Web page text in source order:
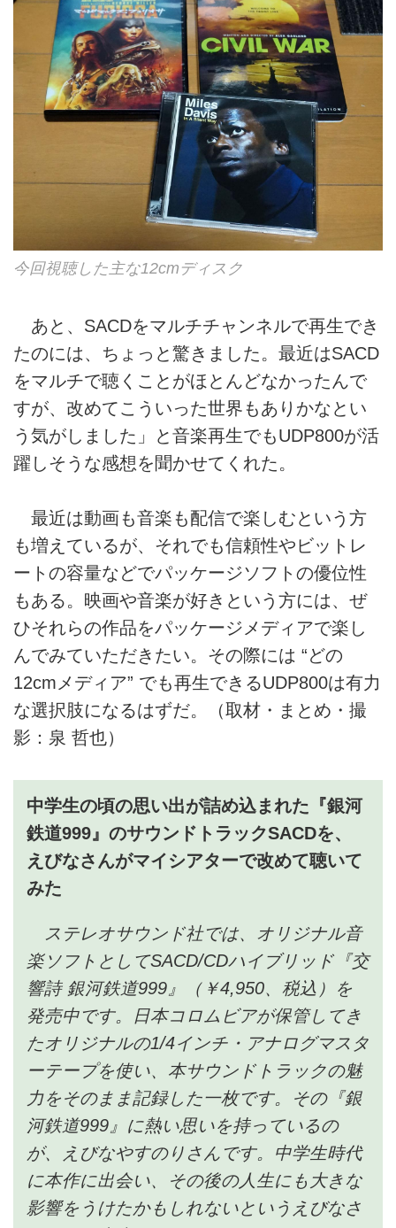
今回視聴した主な12cmディスク
あと、SACDをマルチチャンネルで再生でき
たのには、ちょっと驚きました。最近はSACD
をマルチで聴くことがほとんどなかったんで
すが、改めてこういった世界もありかなとい
う気がしました」と音楽再生でもUDP800が活
躍しそうな感想を聞かせてくれた。
最近は動画も音楽も配信で楽しむという方
も増えているが、それでも信頼性やビットレ
ートの容量などでパッケージソフトの優位性
もある。映画や音楽が好きという方には、ぜ
ひそれらの作品をパッケージメディアで楽し
んでみていただきたい。その際には “どの
12cmメディア” でも再生できるUDP800は有力
な選択肢になるはずだ。（取材・まとめ・撮
影：泉 哲也）
中学生の頃の思い出が詰め込まれた『銀河
鉄道999』のサウンドトラックSACDを、
えびなさんがマイシアターで改めて聴いて
みた
ステレオサウンド社では、オリジナル音
楽ソフトとしてSACD/CDハイブリッド『交
響詩 銀河鉄道999』（￥4,950、税込）を
発売中です。日本コロムビアが保管してき
たオリジナルの1/4インチ・アナログマスタ
ーテープを使い、本サウンドトラックの魅
力をそのまま記録した一枚です。その『銀
河鉄道999』に熱い思いを持っているの
が、えびなやすのりさんです。中学生時代
に本作に出会い、その後の人生にも大きな
影響をうけたかもしれないというえびなさ